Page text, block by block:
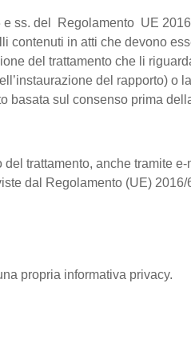
ss. del Regolamento UE
in atti che devono
del trattamento che li
del rapporto) o
basata sul consenso prima
trattamento, anche tramite
dal Regolamento (UE) 2016/
propria informativa privacy.